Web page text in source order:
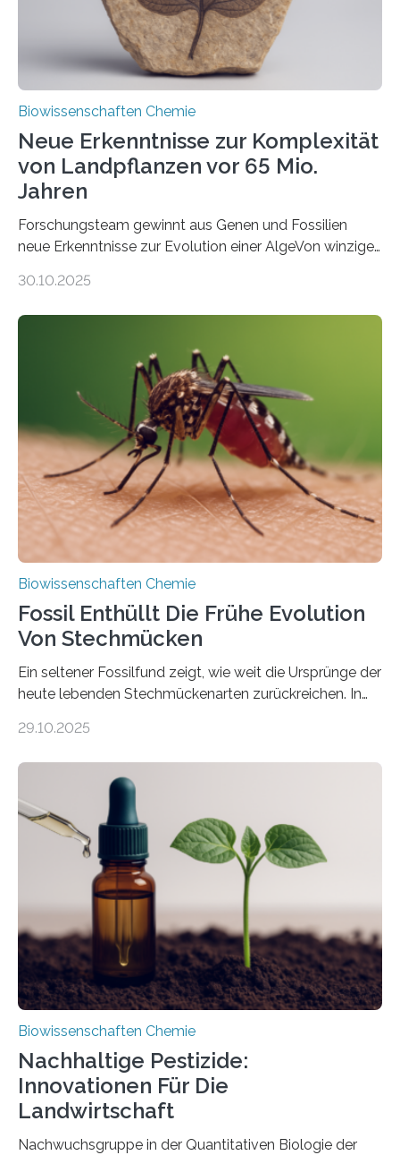
Fachzeitschrift…
Biowissenschaften Chemie
Neue Erkenntnisse zur Komplexität
von Landpflanzen vor 65 Mio.
Jahren
Forschungsteam gewinnt aus Genen und Fossilien
neue Erkenntnisse zur Evolution einer AlgeVon winzigen
Landpflanzen zählen zu den komplexesten
Grünalgen, die vor Hunderten von Millionen Jahren
lebten. Unter den Vorfahren sticht eine Gruppe heraus,
die noch heute in der Natur vorkommt: die
Süßwasseralge Coleochaetophyceae. Einige Arten
dieser Gruppe bilden aus Zellfäden dichte Geflechte
mit scheibenförmiger Gestalt. Was auffällig ist: Die
nächsten…
30.10.2025
Biowissenschaften Chemie
Fossil Enthüllt Die Frühe Evolution
Von Stechmücken
Ein seltener Fossilfund zeigt, wie weit die Ursprünge der
heute lebenden Stechmückenarten zurückreichen. In
Forschende die bisher älteste bekannte Stechmücken-
Region Kachin in Myanmar und hat sich in
ausgezeichnetem Zustand erhalten. Es konnte als neue
Art einer neuen Gattung beschrieben werden und trägt
nun den Namen Cretosabethes primaevus. Dieser erste
fossile Nachweis einer Stechmückenlarve in Bernstein
stellt gleichzeitig den ersten Fossilfund einer
Mückenlarve aus dem Mesozoikum dar, denn…
29.10.2025
Biowissenschaften Chemie
Nachhaltige Pestizide:
Innovationen Für Die
Landwirtschaft
Nachwuchsgruppe in der Quantitativen Biologie der